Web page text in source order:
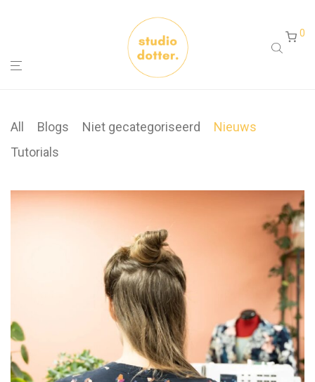
0
All Blogs Niet gecategoriseerd
Nieuws
Tutorials